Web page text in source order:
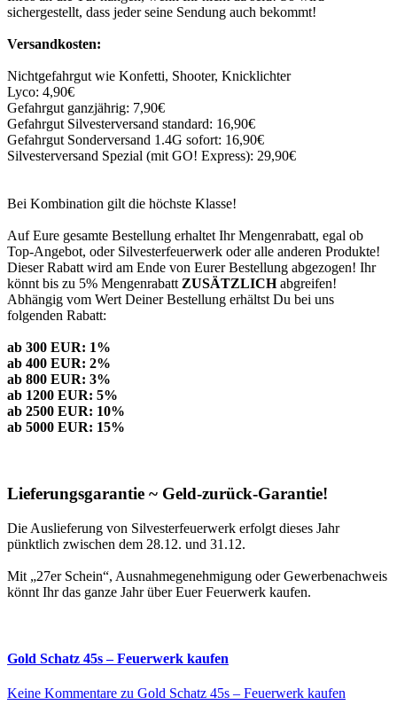
sichergestellt, dass jeder seine Sendung auch bekommt!
Versandkosten:
Nichtgefahrgut wie Konfetti, Shooter, Knicklichter
Lyco: 4,90€
Gefahrgut ganzjährig: 7,90€
Gefahrgut Silvesterversand standard: 16,90€
Gefahrgut Sonderversand 1.4G sofort: 16,90€
Silvesterversand Spezial (mit GO! Express): 29,90€
Bei Kombination gilt die höchste Klasse!
Auf Eure gesamte Bestellung erhaltet Ihr Mengenrabatt, egal ob
Top-Angebot, oder Silvesterfeuerwerk oder alle anderen Produkte!
Dieser Rabatt wird am Ende von Eurer Bestellung abgezogen! Ihr
könnt bis zu 5% Mengenrabatt ZUSÄTZLICHabgreifen!
Abhängig vom Wert Deiner Bestellung erhältst Du bei uns
folgenden Rabatt:
ab 300 EUR: 1%
ab 400 EUR: 2%
ab 800 EUR: 3%
ab 1200 EUR: 5%
ab 2500 EUR: 10%
ab 5000 EUR: 15%
Lieferungsgarantie ~ Geld-zurück-Garantie!
Die Auslieferung von Silvesterfeuerwerk erfolgt dieses Jahr
pünktlich zwischen dem 28.12. und 31.12.
Mit „27er Schein“, Ausnahmegenehmigung oder Gewerbenachweis
könnt Ihr das ganze Jahr über Euer Feuerwerk kaufen.
Gold Schatz 45s – Feuerwerk kaufen
Keine Kommentare zu Gold Schatz 45s – Feuerwerk kaufen